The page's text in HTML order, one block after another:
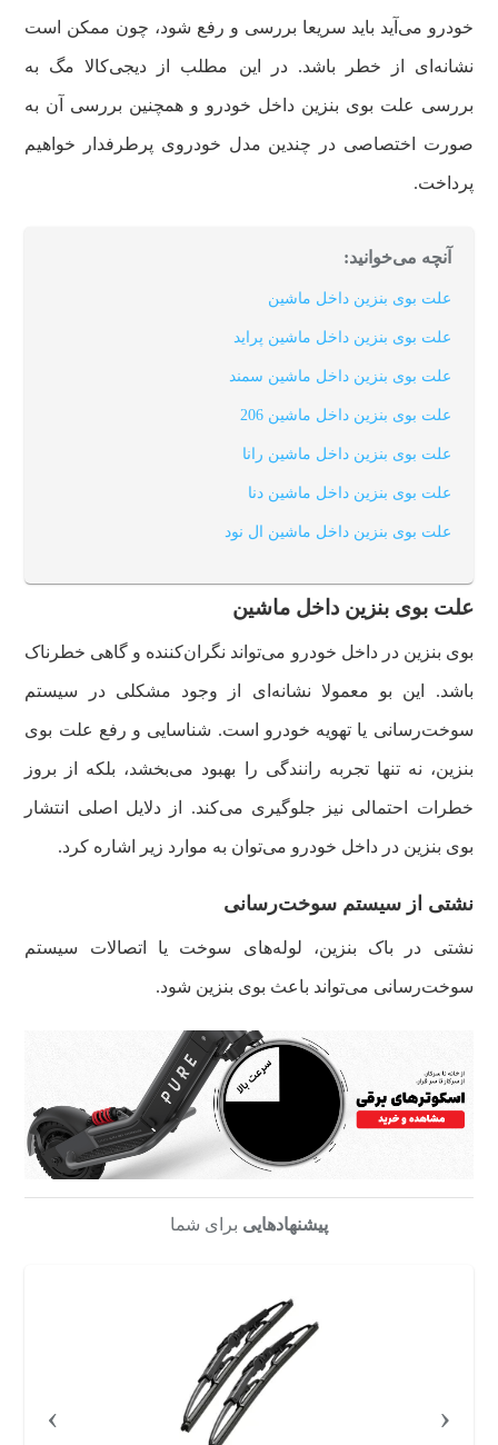
خودرو می‌آید باید سریعا بررسی و رفع شود، چون ممکن است
نشانه‌ای از خطر باشد. در این مطلب از دیجی‌کالا مگ به
بررسی علت بوی بنزین داخل خودرو و همچنین بررسی آن به
صورت اختصاصی در چندین مدل خودروی پرطرفدار خواهیم
پرداخت.
آنچه می‌خوانید:
علت بوی بنزین داخل ماشین
علت بوی بنزین داخل ماشین پراید
علت بوی بنزین داخل ماشین سمند
علت بوی بنزین داخل ماشین 206
علت بوی بنزین داخل ماشین رانا
علت بوی بنزین داخل ماشین دنا
علت بوی بنزین داخل ماشین ال نود
علت بوی بنزین داخل ماشین
بوی بنزین در داخل خودرو می‌تواند نگران‌کننده و گاهی خطرناک
باشد. این بو معمولا نشانه‌ای از وجود مشکلی در سیستم
سوخت‌رسانی یا تهویه خودرو است. شناسایی و رفع علت بوی
بنزین، نه تنها تجربه رانندگی را بهبود می‌بخشد، بلکه از بروز
خطرات احتمالی نیز جلوگیری می‌کند. از دلایل اصلی انتشار
بوی بنزین در داخل خودرو می‌توان به موارد زیر اشاره کرد.
نشتی از سیستم سوخت‌رسانی
نشتی در باک بنزین، لوله‌های سوخت یا اتصالات سیستم
سوخت‌رسانی می‌تواند باعث بوی بنزین شود.
پیشنهادهایی برای شما
‹
›